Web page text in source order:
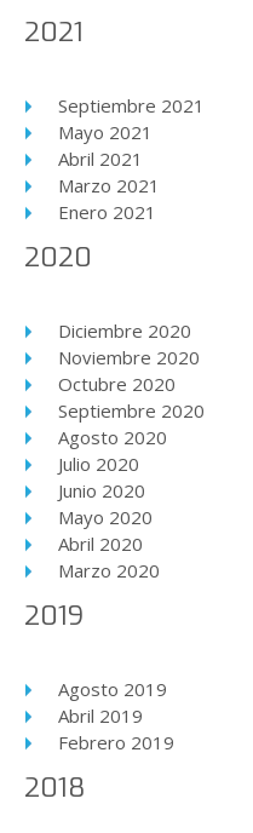
2021
Septiembre 2021
Mayo 2021
Abril 2021
Marzo 2021
Enero 2021
2020
Diciembre 2020
Noviembre 2020
Octubre 2020
Septiembre 2020
Agosto 2020
Julio 2020
Junio 2020
Mayo 2020
Abril 2020
Marzo 2020
2019
Agosto 2019
Abril 2019
Febrero 2019
2018